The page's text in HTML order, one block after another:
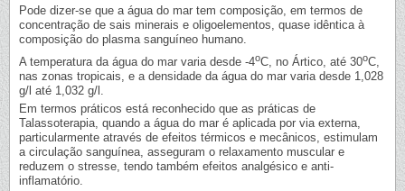
Pode dizer-se que a água do mar tem composição, em termos de
concentração de sais minerais e oligoelementos, quase idêntica à
composição do plasma sanguíneo humano.
A temperatura da água do mar varia desde -4oC, no Ártico, até 30oC,
nas zonas tropicais, e a densidade da água do mar varia desde 1,028
g/l até 1,032 g/l.
Em termos práticos está reconhecido que as práticas de
Talassoterapia, quando a água do mar é aplicada por via externa,
particularmente através de efeitos térmicos e mecânicos, estimulam
a circulação sanguínea, asseguram o relaxamento muscular e
reduzem o stresse, tendo também efeitos analgésico e anti-
inflamatório.